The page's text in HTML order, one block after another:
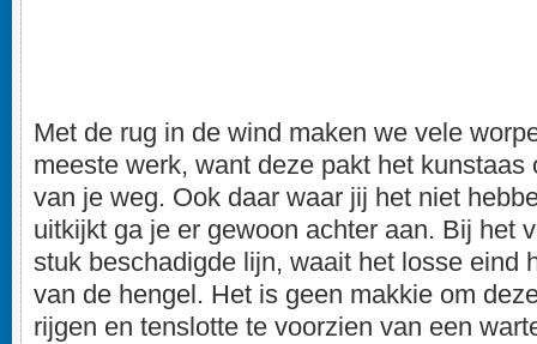
Met de rug in de wind maken we vele
meeste werk, want deze pakt het kunstaas
van je weg. Ook daar waar jij het niet
uitkijkt ga je er gewoon achter aan. Bij het
stuk beschadigde lijn, waait het losse eind
van de hengel. Het is geen makkie om
rijgen en tenslotte te voorzien van een